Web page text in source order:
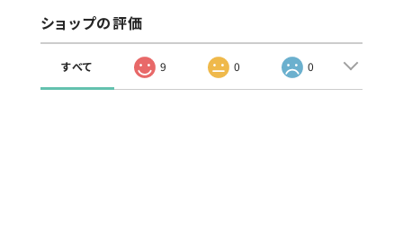
ショップの評価
すべて 9 0 0